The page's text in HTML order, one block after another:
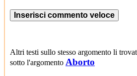
Altri testi sullo stesso argomento li
sotto l'argomento Aborto